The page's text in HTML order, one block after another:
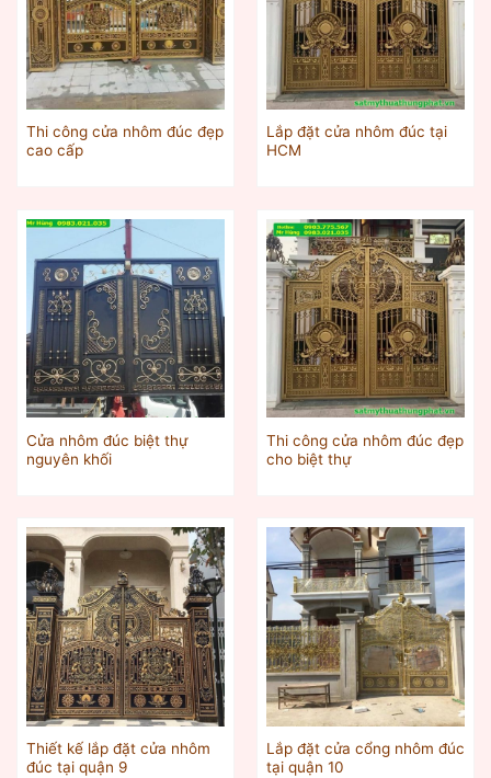
Thi công cửa nhôm đúc đẹp
cao cấp
Lắp đặt cửa nhôm đúc tại
HCM
Cửa nhôm đúc biệt thự
nguyên khối
Thi công cửa nhôm đúc đẹp
cho biệt thự
Thiết kế lắp đặt cửa nhôm
đúc tại quận 9
Lắp đặt cửa cổng nhôm đúc
tại quận 10